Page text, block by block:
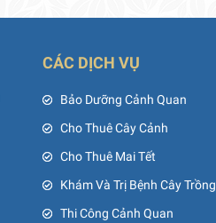
CÁC DỊCH VỤ
Bảo Dưỡng Cảnh Quan
Cho Thuê Cây Cảnh
Cho Thuê Mai Tết
Khám Và Trị Bệnh Cây Trồng
Thi Công Cảnh Quan